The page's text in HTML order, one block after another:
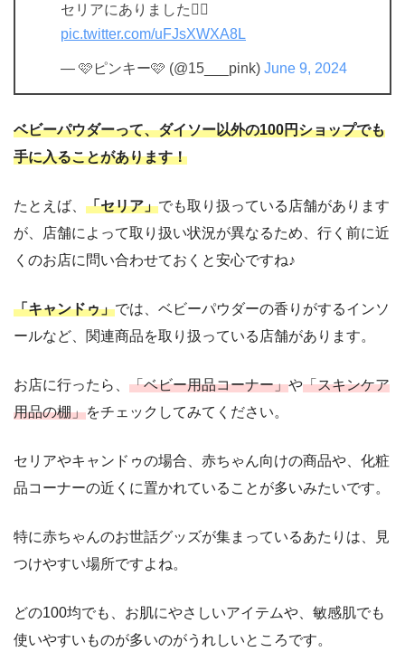
セリアにありました🙆‍♀️
pic.twitter.com/uFJsXWXA8L
— 🩷ピンキー🩷 (@15___pink) June 9, 2024
ベビーパウダーって、ダイソー以外の100円ショップでも
手に入ることがあります！
たとえば、 「セリア」でも取り扱っている店舗があります
が、店舗によって取り扱い状況が異なるため、行く前に近
くのお店に問い合わせておくと安心ですね♪
「キャンドゥ」では、ベビーパウダーの香りがするインソ
ールなど、関連商品を取り扱っている店舗があります。
お店に行ったら、 「ベビー用品コーナー」や「スキンケア
用品の棚」をチェックしてみてください。
セリアやキャンドゥの場合、赤ちゃん向けの商品や、化粧
品コーナーの近くに置かれていることが多いみたいです。
特に赤ちゃんのお世話グッズが集まっているあたりは、見
つけやすい場所ですよね。
どの100均でも、お肌にやさしいアイテムや、敏感肌でも
使いやすいものが多いのがうれしいところです。